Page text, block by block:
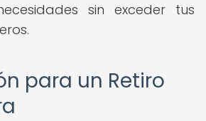
sin exceder tus
para un Retiro